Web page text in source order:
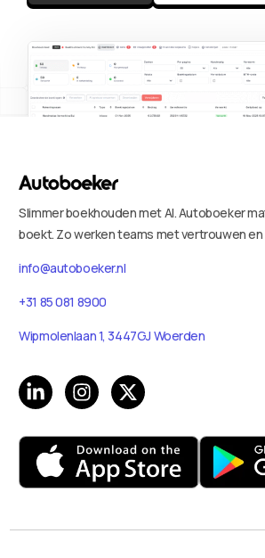
Slimmer boekhouden met AI. Autoboeker
boekt. Zo werken teams met vertrouwen en
info@autoboeker.nl
+31 85 081 8900
Wipmolenlaan 1, 3447GJ Woerden